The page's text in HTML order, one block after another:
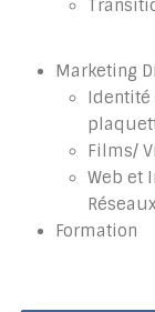
Marketing
Identité
Films/
Web et
Formation